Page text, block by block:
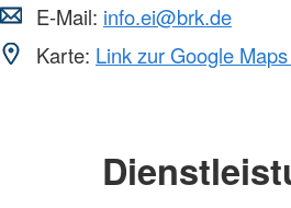
E-Mail: info.ei@brk.de
Karte: Link zur Google